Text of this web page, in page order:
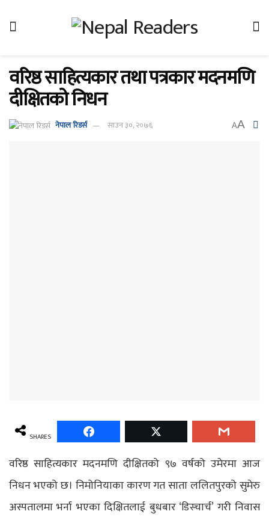
वरिष्ठ साहित्यकार तथा पत्रकार मदनमणि
दीक्षितको निधन
नेपाल रिडर्स साउन ३०, २०७६ AA
SHARES
वरिष्ठ साहित्यकार मदनमणि दीक्षितको ९७ वर्षको उमेरमा आज
निधन भएको छ। निमोनियाका कारण गत साता ललितपुरको सुमेरु
अस्पतालमा भर्ना भएका दिक्षितलाई बुधबार ‘डिस्चार्च’ गरी निवास